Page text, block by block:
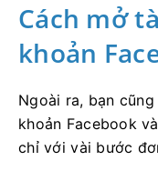
Cách mở
khoản
Ngoài ra, bạn
khoản Facebook
chỉ với vài bước